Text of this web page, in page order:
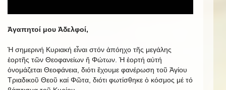
Ἀγαπητοί μου Ἀδελφοί,
Ἡ σημερινή Κυριακή εἶναι στόν ἀπόηχο τῆς μεγάλης
ἑορτῆς τῶν Θεοφανείων ἤ Φώτων. Ἡ ἑορτή αὐτή
ὀνομάζεται Θεοφάνεια, διότι ἔχουμε φανέρωση τοῦ Ἁγίου
Τριαδικοῦ Θεοῦ καί Φῶτα, διότι φωτίσθηκε ὁ κόσμος μέ τό